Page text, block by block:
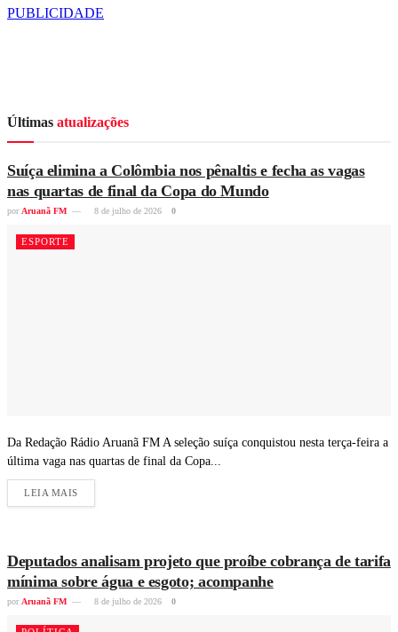
PUBLICIDADE
Últimas atualizações
Suíça elimina a Colômbia nos pênaltis e fecha as vagas
nas quartas de final da Copa do Mundo
por Aruanã FM 8 de julho de 2026 0
ESPORTE
Da Redação Rádio Aruanã FM A seleção suíça conquistou nesta terça-feira a
última vaga nas quartas de final da Copa...
LEIA MAIS
Deputados analisam projeto que proíbe cobrança de tarifa
mínima sobre água e esgoto; acompanhe
por Aruanã FM 8 de julho de 2026 0